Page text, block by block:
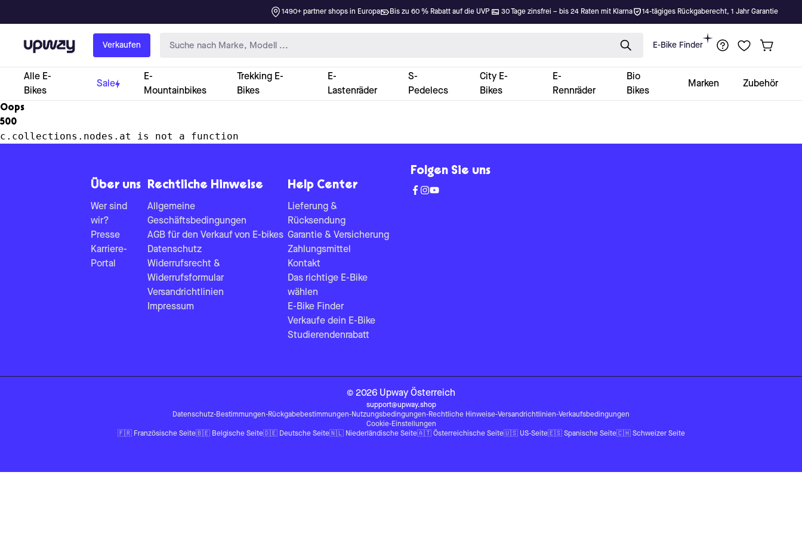
1490+ partner shops in Europa Bis zu 60 % Rabatt auf die UVP 30 Tage zinsfrei – bis 24 Raten mit Klarna 14-tägiges Rückgaberecht, 1 Jahr Garantie
Upway Verkaufen E-Bike Finder
Alle E-
Bikes
Sale
E-
Mountainbikes
Trekking E-
Bikes
E-
Lastenräder
S-
Pedelecs
City E-
Bikes
E-
Rennräder
Bio
Bikes
Marken Zubehör
Oops
500
c.collections.nodes.at is not a function
Über uns
Wer sind
wir?
Presse
Karriere-
Portal
Rechtliche Hinweise
Allgemeine
Geschäftsbedingungen
AGB für den Verkauf von E-bikes
Datenschutz
Widerrufsrecht &
Widerrufsformular
Versandrichtlinien
Impressum
Help Center
Lieferung &
Rücksendung
Garantie & Versicherung
Zahlungsmittel
Kontakt
Das richtige E-Bike
wählen
E-Bike Finder
Verkaufe dein E-Bike
Studierendenrabatt
Folgen Sie uns
© 2026 Upway Österreich
support@upway.shop
Datenschutz-Bestimmungen-Rückgabebestimmungen-Nutzungsbedingungen-Rechtliche Hinweise-Versandrichtlinien-Verkaufsbedingungen
Cookie-Einstellungen
🇫🇷 Französische Seite🇧🇪 Belgische Seite🇩🇪 Deutsche Seite🇳🇱 Niederländische Seite🇦🇹 Österreichische Seite🇺🇸 US-Seite🇪🇸 Spanische Seite🇨🇭 Schweizer Seite